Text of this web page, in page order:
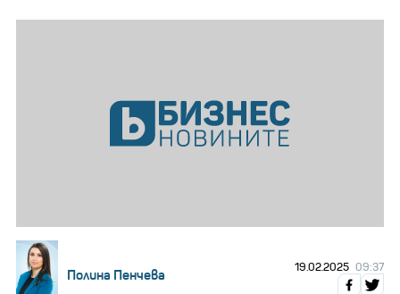
Полина Пенчева 19.02.2025 09:37